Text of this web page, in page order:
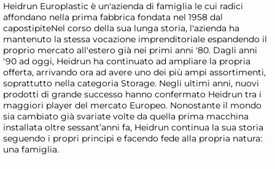
Heidrun Europlastic è un'azienda di famiglia le cui radici
affondano nella prima fabbrica fondata nel 1958 dal
capostipiteNel corso della sua lunga storia, l'azienda ha
mantenuto la stessa vocazione imprenditoriale espandendo il
proprio mercato all'estero già nei primi anni '80. Dagli anni
'90 ad oggi, Heidrun ha continuato ad ampliare la propria
offerta, arrivando ora ad avere uno dei più ampi assortimenti,
soprattutto nella categoria Storage. Negli ultimi anni, nuovi
prodotti di grande successo hanno confermato Heidrun tra i
maggiori player del mercato Europeo. Nonostante il mondo
sia cambiato già svariate volte da quella prima macchina
installata oltre sessant’anni fa, Heidrun continua la sua storia
seguendo i propri principi e facendo fede alla propria natura:
una famiglia.